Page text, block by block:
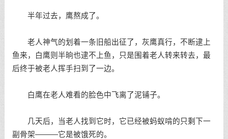
半年过去，鹰熬成了。
老人神气的划着一条旧船出征了，灰鹰真行，不断逮上
鱼来，白鹰则半晌也逮不上鱼，只是围着老人转来转去，最
后终于被老人挥手扫到了一边。
白鹰在老人难看的脸色中飞离了泥铺子。
几天后，当老人找到它时，它已经被蚂蚁啃的只剩下一
副骨架———它是被饿死的。